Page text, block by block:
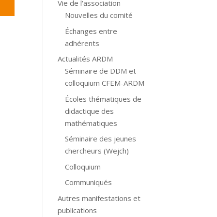
Vie de l'association
Nouvelles du comité
Échanges entre
adhérents
Actualités ARDM
Séminaire de DDM et
colloquium CFEM-ARDM
Écoles thématiques de
didactique des
mathématiques
Séminaire des jeunes
chercheurs (Wejch)
Colloquium
Communiqués
Autres manifestations et
publications